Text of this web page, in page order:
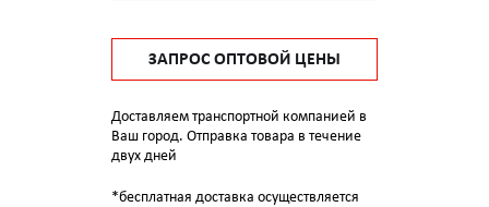
ЗАПРОС ОПТОВОЙ ЦЕНЫ
Доставляем транспортной компанией в
Ваш город. Отправка товара в течение
двух дней
*бесплатная доставка осуществляется